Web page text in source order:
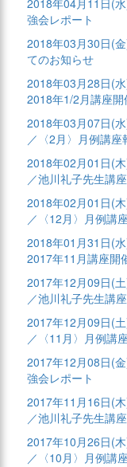
2018年04月11日(
強会レポート
2018年03月30日(
てのお知らせ
2018年03月28日(
2018年1/2月講座
2018年03月07日(
／〈2月〉月例講座
2018年02月01日(
／池川礼子先生講
2018年02月01日(
／〈12月〉月例講
2018年01月31日(
2017年11月講座開
2017年12月09日(
／池川礼子先生講
2017年12月09日(
／〈11月〉月例講
2017年12月08日(
強会レポート
2017年11月16日(
／池川礼子先生講
2017年10月26日(
／〈10月〉月例講